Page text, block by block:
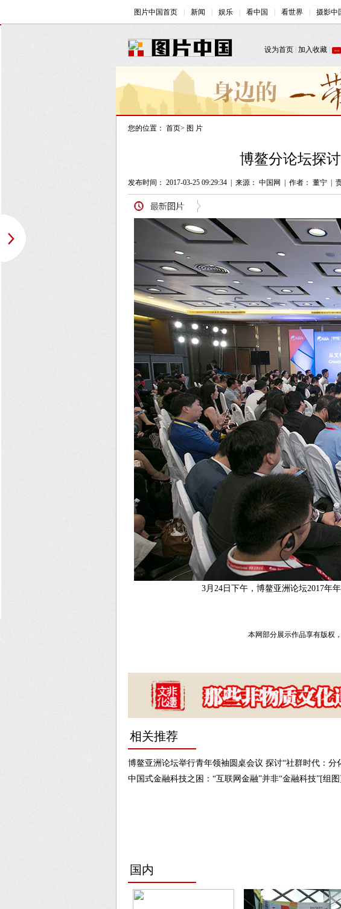
您的位置： 首页> 图 片
博鳌分论坛探
发布时间： 2017-03-25 09:29:34 来源： 中国网 作者： 董宁
3月24日下午，博鳌亚洲论坛2017年
本网部分展示作品享有版权
相关推荐
博鳌亚洲论坛举行青年领袖圆桌会议 探讨“社群时代：分
中国式金融科技之困：“互联网金融”并非“金融科技”[组图]